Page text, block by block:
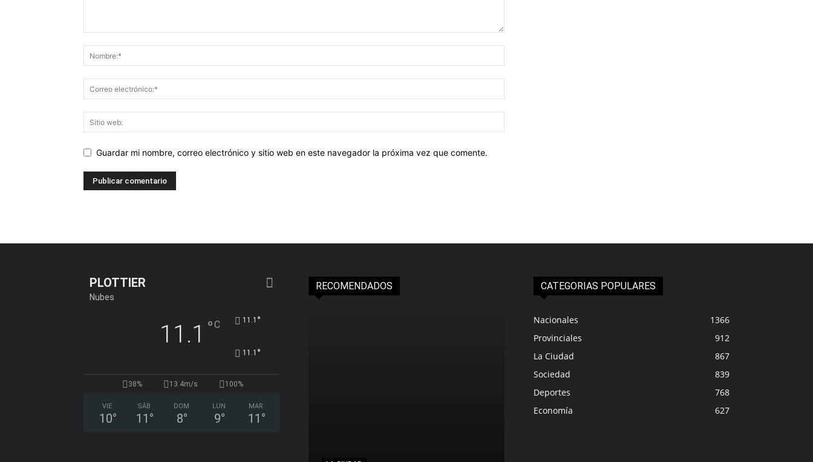
Guardar mi nombre, correo electrónico y sitio web en este navegador la próxima vez que comente.
PLOTTIER
Nubes
11.1 °C 11.1 °
11.1 °
38% 13.4m/s 100%
VIE
10°
SÁB
11 °
DOM
8°
LUN
9°
MAR
11 °
RECOMENDADOS CATEGORIAS POPULARES
Nacionales
1366
Provinciales
912
La Ciudad
867
Sociedad
839
Deportes
768
Economía
627